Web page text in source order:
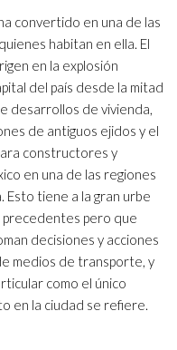
convertido en una de las
habitan en ella. El
en la explosión
del país desde la mitad
desarrollos de vivienda,
de antiguos ejidos y el
constructores y
en una de las regiones
Esto tiene a la gran urbe
precedentes pero que
decisiones y acciones
medios de transporte, y
como el único
en la ciudad se refiere.